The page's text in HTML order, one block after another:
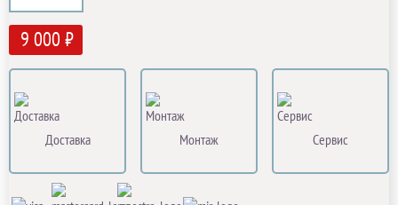
9 000 ₽
Доставка Монтаж Сервис